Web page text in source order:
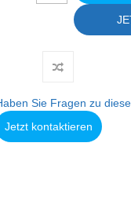
Sie Fragen zu
Jetzt kontaktieren